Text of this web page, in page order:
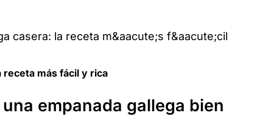
receta más fácil y rica
empanada gallega bien